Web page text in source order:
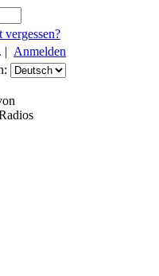
vergessen?
| Anmelden